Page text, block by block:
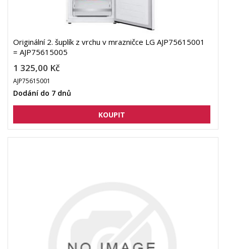
Originální 2. šuplík z vrchu v mrazničce LG AJP75615001
= AJP75615005
1 325,00 Kč
AJP75615001
Dodání do 7 dnů